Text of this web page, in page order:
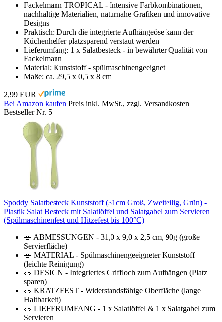
Fackelmann TROPICAL - Intensive Farbkombinationen,
nachhaltige Materialien, naturnahe Grafiken und innovative
Designs
Praktisch: Durch die integrierte Aufhängeöse kann der
Küchenhelfer platzsparend verstaut werden
Lieferumfang: 1 x Salatbesteck - in bewährter Qualität von
Fackelmann
Material: Kunststoff - spülmaschinengeeignet
Maße: ca. 29,5 x 0,5 x 8 cm
2,99 EUR
Bei Amazon kaufen Preis inkl. MwSt., zzgl. Versandkosten
Bestseller Nr. 5
Spoddy Salatbesteck Kunststoff (31cm Groß, Zweiteilig, Grün) -
Plastik Salat Besteck mit Salatlöffel und Salatgabel zum Servieren
(Spülmaschinenfest und Hitzefest bis 100°C)
🥗 ABMESSUNGEN - 31,0 x 9,0 x 2,5 cm, 90g (große
Servierfläche)
🥗 MATERIAL - Spülmaschinengeeigneter Kunststoff
(leichte Reinigung)
🥗 DESIGN - Integriertes Griffloch zum Aufhängen (Platz
sparen)
🥗 KRATZFEST - Widerstandsfähige Oberfläche (lange
Haltbarkeit)
🥗 LIEFERUMFANG - 1 x Salatlöffel & 1 x Salatgabel zum
Servieren